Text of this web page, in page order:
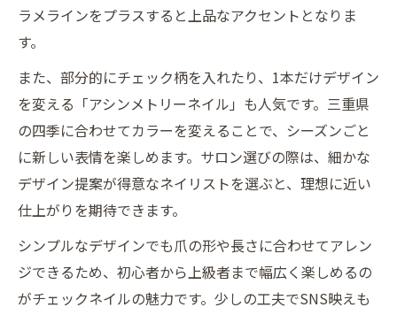
ラメラインをプラスすると上品なアクセントとなりま
す。
また、部分的にチェック柄を入れたり、1本だけデザイン
を変える「アシンメトリーネイル」も人気です。三重県
の四季に合わせてカラーを変えることで、シーズンごと
に新しい表情を楽しめます。サロン選びの際は、細かな
デザイン提案が得意なネイリストを選ぶと、理想に近い
仕上がりを期待できます。
シンプルなデザインでも爪の形や長さに合わせてアレン
ジできるため、初心者から上級者まで幅広く楽しめるの
がチェックネイルの魅力です。少しの工夫でSNS映えも